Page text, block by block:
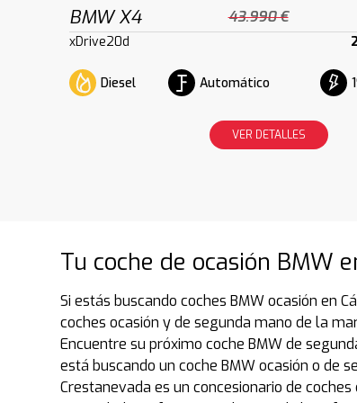
BMW X4 43.990 €
xDrive20d
Diesel Automático
VER DETALLES
Tu coche de ocasión BMW
Si estás buscando coches BMW ocasión en
coches ocasión y de segunda mano de la
Encuentre su próximo coche BMW de
está buscando un coche BMW ocasión o de
Crestanevada es un concesionario de